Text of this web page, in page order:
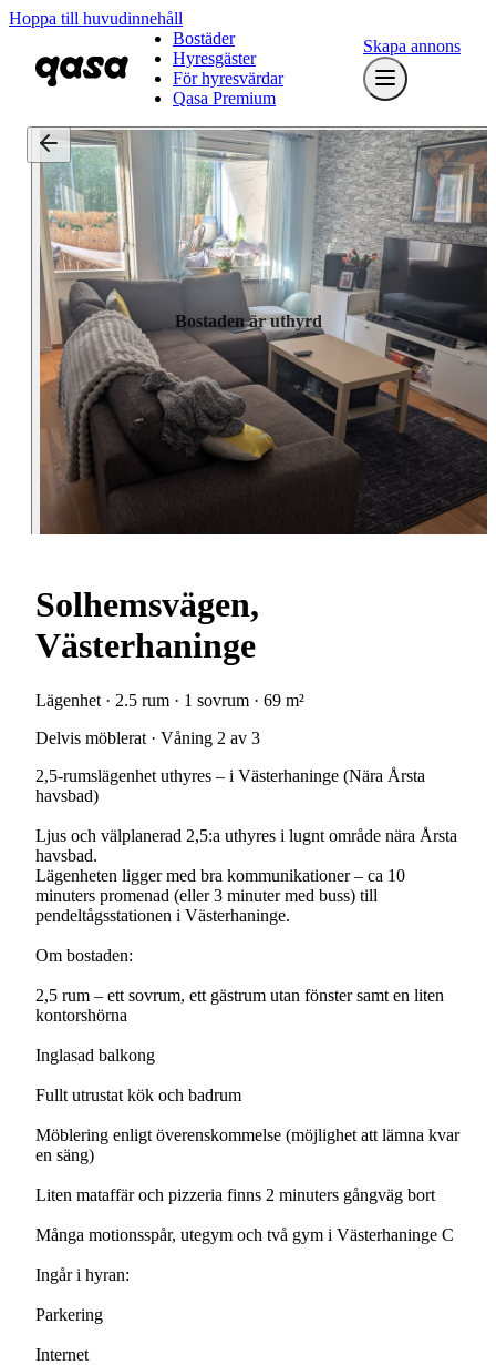
Hoppa till huvudinnehåll
Bostäder
Hyresgäster
För hyresvärdar
Qasa Premium
Skapa annons
Bostaden är uthyrd
Solhemsvägen,
Västerhaninge
Lägenhet · 2.5 rum · 1 sovrum · 69 m²
Delvis möblerat · Våning 2 av 3
2,5-rumslägenhet uthyres – i Västerhaninge (Nära Årsta
havsbad)
Ljus och välplanerad 2,5:a uthyres i lugnt område nära Årsta
havsbad.
Lägenheten ligger med bra kommunikationer – ca 10
minuters promenad (eller 3 minuter med buss) till
pendeltågsstationen i Västerhaninge.
Om bostaden:
2,5 rum – ett sovrum, ett gästrum utan fönster samt en liten
kontorshörna
Inglasad balkong
Fullt utrustat kök och badrum
Möblering enligt överenskommelse (möjlighet att lämna kvar
en säng)
Liten mataffär och pizzeria finns 2 minuters gångväg bort
Många motionsspår, utegym och två gym i Västerhaninge C
Ingår i hyran:
Parkering
Internet